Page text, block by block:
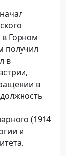
в Горном
получил
в
в
(1914
и